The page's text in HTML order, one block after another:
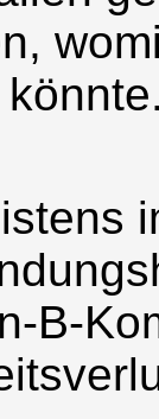
B-